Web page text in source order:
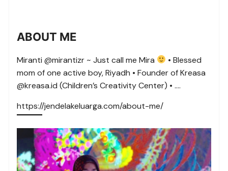
ABOUT ME
Miranti @mirantizr ~ Just call me Mira
• Blessed
mom of one active boy, Riyadh • Founder of Kreasa
@kreasa.id (Children’s Creativity Center) • ….
https://jendelakeluarga.com/about-me/